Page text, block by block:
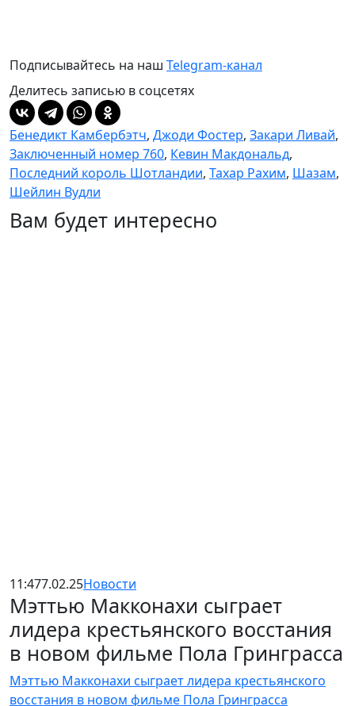
Подписывайтесь на наш Telegram-канал
Делитесь записью в соцсетях
Бенедикт Камбербэтч, Джоди Фостер, Закари Ливай,
Заключенный номер 760, Кевин Макдональд,
Последний король Шотландии, Тахар Рахим, Шазам,
Шейлин Вудли
Вам будет интересно
11:477.02.25Новости
Мэттью Макконахи сыграет
лидера крестьянского восстания
в новом фильме Пола Гринграсса
Мэттью Макконахи сыграет лидера крестьянского
восстания в новом фильме Пола Гринграсса